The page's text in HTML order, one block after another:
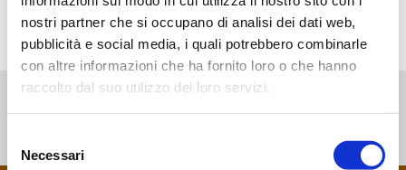
nostri partner che si occupano di analisi dei dati web,
pubblicità e social media, i quali potrebbero combinarle
con altre informazioni che ha fornito loro o che hanno
raccolto dal suo utilizzo dei loro servizi.
delNecessari